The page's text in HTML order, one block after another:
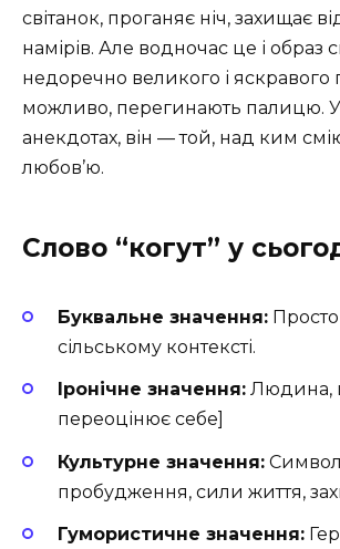
світанок, проганяє ніч, захищає
намірів. Але водночас це і образ
недоречно великого і яскравого
можливо, перегинають палицю. У
анекдотах, він — той, над ким
любов’ю.
Слово “когут” у
Буквальне значення:
сільському контексті.
Іронічне значення: Людина,
переоцінює себе]
Культурне значення: Символ
пробудження, сили життя,
Гумористичне значення: